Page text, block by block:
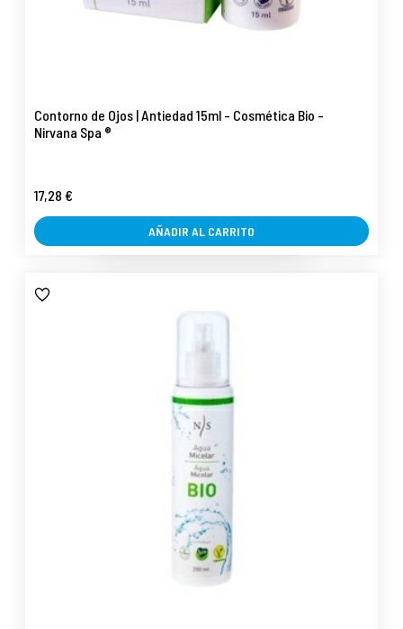
Contorno de Ojos | Antiedad 15ml - Cosmética Bio -
Nirvana Spa ®
17,28 €
AÑADIR AL CARRITO